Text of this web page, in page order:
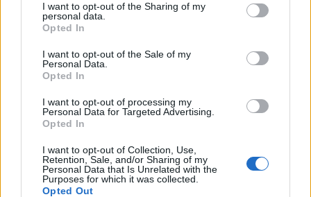
I want to opt-out of the Sharing of my
personal data.
Opted In
I want to opt-out of the Sale of my
Personal Data.
Opted In
I want to opt-out of processing my
Personal Data for Targeted Advertising.
Opted In
I want to opt-out of Collection, Use,
Retention, Sale, and/or Sharing of my
Personal Data that Is Unrelated with the
Purposes for which it was collected.
Opted Out
FOTÓ: BORBÉLY FANNI